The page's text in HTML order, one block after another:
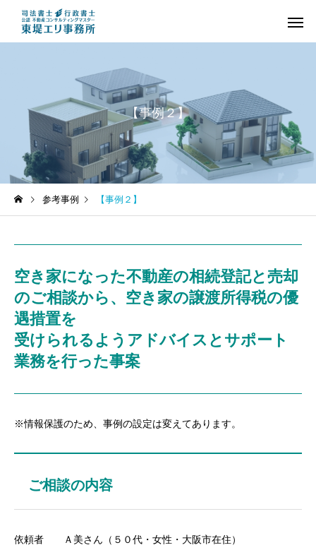
❖不動産の相続登記
(土地・建物の名義
【Q&A】相続登記の申請に
❖司法書士の業務
【Q&A】東堤エリ事務
【事例２】
参考事例 【事例２】
空き家になった不動産の相続登記と売却
のご相談から、空き家の譲渡所得税の優
遇措置を
受けられるようアドバイスとサポート
業務を行った事案
※情報保護のため、事例の設定は変えてあります。
ご相談の内容
依頼者 Ａ美さん（５０代・女性・大阪市在住）